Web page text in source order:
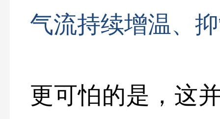
气流持续增温、
更可怕的是，这